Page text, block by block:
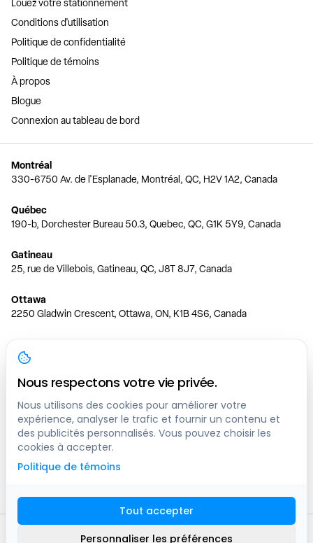
Louez votre stationnement
Conditions d'utilisation
Politique de confidentialité
Politique de témoins
À propos
Blogue
Connexion au tableau de bord
Montréal
330-6750 Av. de l'Esplanade, Montréal, QC, H2V 1A2, Canada
Québec
190-b, Dorchester Bureau 50.3, Quebec, QC, G1K 5Y9, Canada
Gatineau
25, rue de Villebois, Gatineau, QC, J8T 8J7, Canada
Ottawa
2250 Gladwin Crescent, Ottawa, ON, K1B 4S6, Canada
Toronto
150 Ferrand Dr, 6th Floor, Toronto, ON, M3C 3E5, Canada
Vancouver
1200 W 73rd Ave #1415, Vancouver, BC, V6P 6G5, Canada
Calgary
444 5 Ave SW #400 Calgary, AB, T2P 2T8, Canada
2016 -2026
Nous respectons votre vie privée.
Nous utilisons des cookies pour améliorer votre
expérience, analyser le trafic et fournir un contenu et
des publicités personnalisés. Vous pouvez choisir les
cookies à accepter.
Politique de témoins
Tout accepter
Personnaliser les préférences